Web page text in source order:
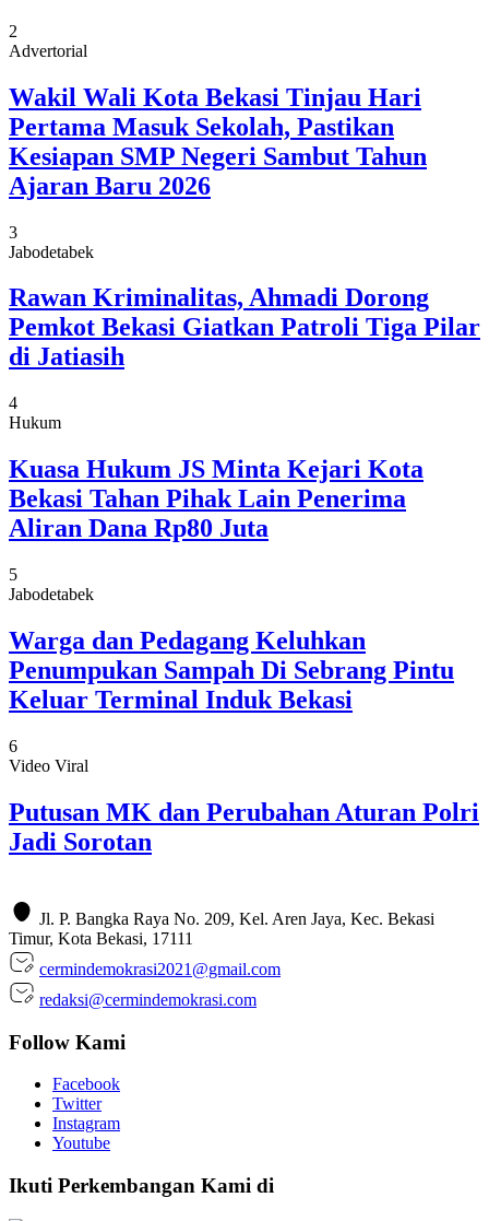
2
Advertorial
Wakil Wali Kota Bekasi Tinjau Hari
Pertama Masuk Sekolah, Pastikan
Kesiapan SMP Negeri Sambut Tahun
Ajaran Baru 2026
3
Jabodetabek
Rawan Kriminalitas, Ahmadi Dorong
Pemkot Bekasi Giatkan Patroli Tiga Pilar
di Jatiasih
4
Hukum
Kuasa Hukum JS Minta Kejari Kota
Bekasi Tahan Pihak Lain Penerima
Aliran Dana Rp80 Juta
5
Jabodetabek
Warga dan Pedagang Keluhkan
Penumpukan Sampah Di Sebrang Pintu
Keluar Terminal Induk Bekasi
6
Video Viral
Putusan MK dan Perubahan Aturan Polri
Jadi Sorotan
Jl. P. Bangka Raya No. 209, Kel. Aren Jaya, Kec. Bekasi
Timur, Kota Bekasi, 17111
cermindemokrasi2021@gmail.com
redaksi@cermindemokrasi.com
Follow Kami
Facebook
Twitter
Instagram
Youtube
Ikuti Perkembangan Kami di